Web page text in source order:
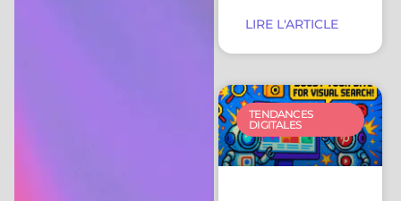
LIRE L'ARTICLE
TENDANCES
DIGITALES